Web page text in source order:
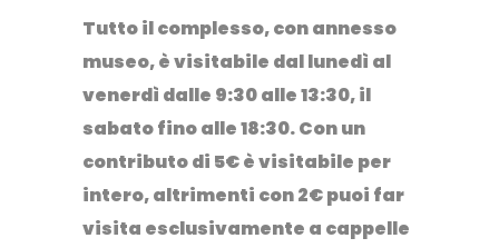
Tutto il complesso, con annesso
museo, è visitabile dal lunedì al
venerdì dalle 9:30 alle 13:30, il
sabato fino alle 18:30. Con un
contributo di 5€ è visitabile per
intero, altrimenti con 2€ puoi far
visita esclusivamente a cappelle